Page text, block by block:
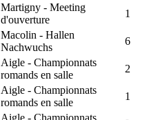
Martigny - Meeting
d'ouverture
1
Macolin - Hallen
Nachwuchs
6
Aigle - Championnats
romands en salle
2
Aigle - Championnats
romands en salle
1
Aigle - Championnats